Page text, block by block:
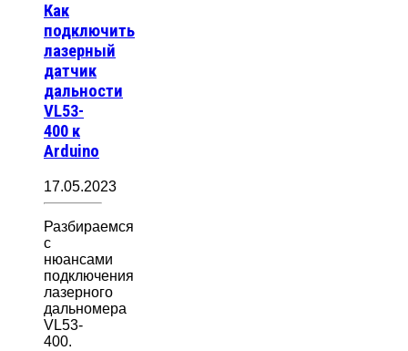
Как
подключить
лазерный
датчик
дальности
VL53-
400 к
Arduino
17.05.2023
Разбираемся
с
нюансами
подключения
лазерного
дальномера
VL53-
400.